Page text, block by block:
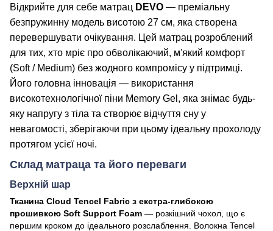
Відкрийте для себе матрац DEVO — преміальну
безпружинну модель висотою 27 см, яка створена
перевершувати очікування. Цей матрац розроблений
для тих, хто мріє про обволікаючий, м'який комфорт
(Soft / Medium) без жодного компромісу у підтримці.
Його головна інновація — використання
високотехнологічної піни Memory Gel, яка знімає будь-
яку напругу з тіла та створює відчуття сну у
невагомості, зберігаючи при цьому ідеальну прохолоду
протягом усієї ночі.
Склад матраца та його переваги
Верхній шар
Тканина Cloud Tencel Fabric з екстра-глибокою
прошивкою Soft Support Foam — розкішний чохол, що є
першим кроком до ідеального розслаблення. Волокна Tencel